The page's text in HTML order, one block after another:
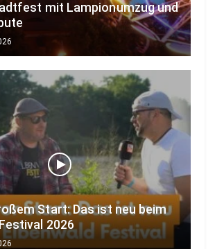
mit Lampionumzug und
Start: Das ist neu beim
2026